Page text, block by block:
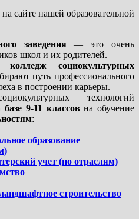
сайте нашей образовательной
заведения— это очень
школ и их родителей.
колледж социокультурных
путь профессионального
в построении карьеры.
технологий
базе 9-11 классов на обучение
:
образование
учет (по отраслям)
строительство